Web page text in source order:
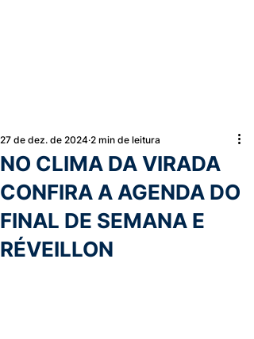
NO CLIMA DA VIRADA
CONFIRA A AGENDA DO
FINAL DE SEMANA E
RÉVEILLON
27 de dez. de 2024 2 min de leitura